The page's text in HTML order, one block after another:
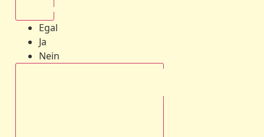
Egal
Ja
Nein